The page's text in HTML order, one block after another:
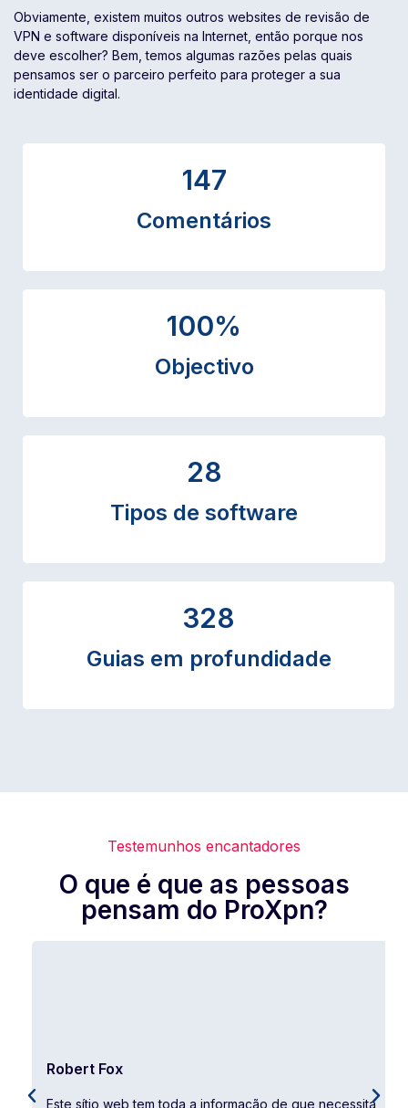
Obviamente, existem muitos outros websites de revisão de
VPN e software disponíveis na Internet, então porque nos
deve escolher? Bem, temos algumas razões pelas quais
pensamos ser o parceiro perfeito para proteger a sua
identidade digital.
Comentários
147
Objectivo
100%
Tipos de software
28
Guias em profundidade
328
Testemunhos encantadores
O que é que as pessoas
pensam do ProXpn?
Este sítio web tem toda a informação de que necessita
Robert Fox